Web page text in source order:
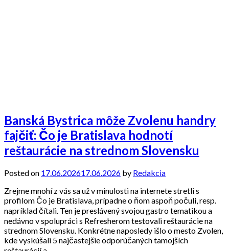
Banská Bystrica môže Zvolenu handry
fajčiť: Čo je Bratislava hodnotí
reštaurácie na strednom Slovensku
Posted on 17.06.202617.06.2026 by Redakcia
Zrejme mnohí z vás sa už v minulosti na internete stretli s
profilom Čo je Bratislava, prípadne o ňom aspoň počuli, resp.
napríklad čítali. Ten je preslávený svojou gastro tematikou a
nedávno v spolupráci s Refresherom testovali reštaurácie na
strednom Slovensku. Konkrétne naposledy išlo o mesto Zvolen,
kde vyskúšali 5 najčastejšie odporúčaných tamojších